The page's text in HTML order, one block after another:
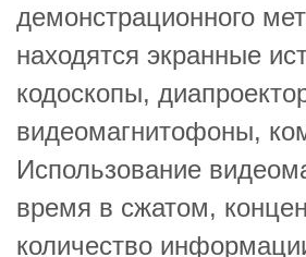
демонстрационного
находятся экранные
кодоскопы,
видеомагнитофоны,
Использование
время в сжатом,
количество